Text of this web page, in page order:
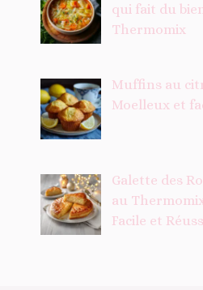
qui fait du
Thermomix
Muffins au
Moelleux et
Galette des
au
Facile et